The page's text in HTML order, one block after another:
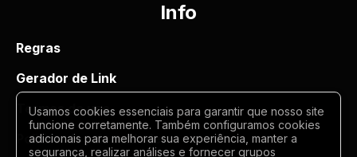
Info
Regras
Gerador de Link
Termos de uso
Politica de privacidade
Usamos cookies essenciais para garantir que nosso site
funcione corretamente. Também configuramos cookies
adicionais para melhorar sua experiência, manter a
segurança, realizar análises e fornecer grupos